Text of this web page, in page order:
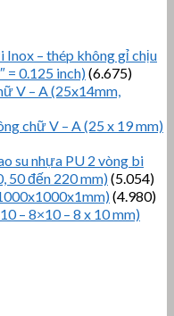
– thép không gỉ chịu
= 0.125 inch)(6.675)
V – A (25x14mm,
chữ V – A (25 x 19 mm)
su nhựa PU 2 vòng bi
50 đến 220 mm)(5.054)
(4.980)
– 8×10 – 8 x 10 mm)